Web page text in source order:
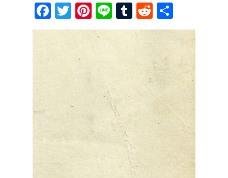
Facebook
Twitter
Pinterest
LineTumblr
Reddit